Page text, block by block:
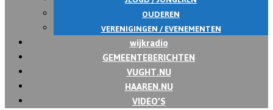
OUDEREN
VERENIGINGEN / EVENEMENTEN
wijkradio
GEMEENTEBERICHTEN
VUGHT.NU
HAAREN.NU
VIDEO’S